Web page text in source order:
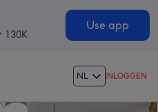
130K
Use app
NL INLOGGEN